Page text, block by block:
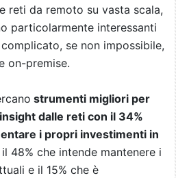
reti da remoto su vasta scala,
particolarmente interessanti
se non impossibile,
on-premise.
strumenti migliori per
dalle reti con il 34%
i propri investimenti in
il 48% che intende mantenere i
e il 15% che è